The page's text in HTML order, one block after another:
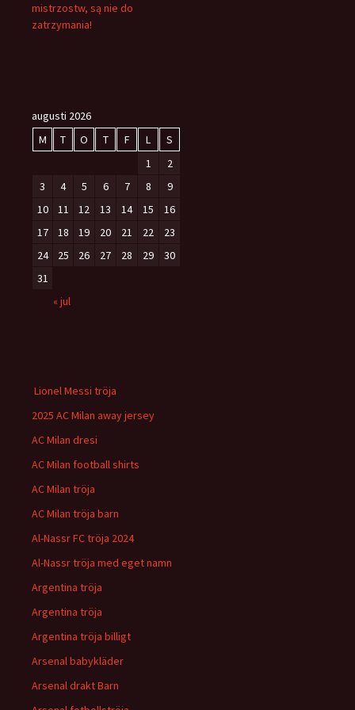
mistrzostw, są nie do
zatrzymania!
augusti 2026
M
T O T F L
S
1
2
3
4 5 6 7 8
9
10
11 12 13 14 15
16
17
18 19 20 21 22
23
24
25 26 27 28 29
30
31
« jul
Lionel Messi tröja
2025 AC Milan away jersey
AC Milan dresi
AC Milan football shirts
AC Milan tröja
AC Milan tröja barn
Al-Nassr FC tröja 2024
Al-Nassr tröja med eget namn
Argentina tröja
Argentina tröja
Argentina tröja billigt
Arsenal babykläder
Arsenal drakt Barn